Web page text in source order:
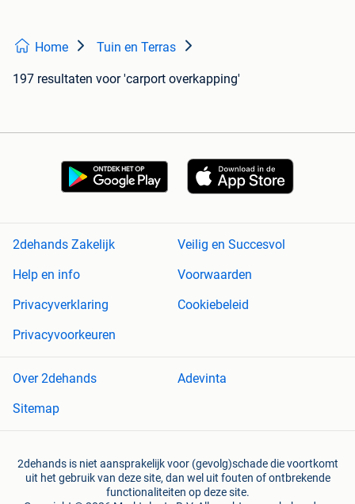
Home Tuin en Terras
197 resultaten voor 'carport overkapping'
2dehands Zakelijk
Veilig en Succesvol
Help en info
Voorwaarden
Privacyverklaring
Cookiebeleid
Privacyvoorkeuren
Over 2dehands
Adevinta
Sitemap
2dehands is niet aansprakelijk voor (gevolg)schade die voortkomt
uit het gebruik van deze site, dan wel uit fouten of ontbrekende
functionaliteiten op deze site.